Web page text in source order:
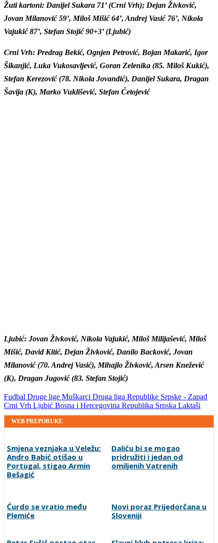
Žuti kartoni: Danijel Sukara 71’ (Crni Vrh); Dejan Živković,
Jovan Milanović 59’, Miloš Mišić 64’, Andrej Vasić 76’, Nikola
Vajukić 87’, Stefan Stojić 90+3’ (Ljubić)
Crni Vrh: Predrag Bekić, Ognjen Petrović, Bojan Makarić, Igor
Šikanjić, Luka Vukosavljević, Goran Zelenika (85. Miloš Kukić),
Stefan Kerezović (78. Nikola Jovandić), Danijel Sukara, Dragan
Šavija (K), Marko Vuklišević, Stefan Ćetojević
Ljubić: Jovan Živković, Nikola Vajukić, Miloš Milijašević, Miloš
Mišić, David Kitić, Dejan Živković, Danilo Backović, Jovan
Milanović (70. Andrej Vasić), Mihajlo Živković, Arsen Knežević
(K), Dragan Jugović (83. Stefan Stojić)
Fudbal Druge lige Muškarci Druga liga Republike Srpske - Zapad
Crni Vrh Ljubić Bosna i Hercegovina Republika Srpska Laktaši
WEB PREPORUKE
Andro Babić otišao u
Portugal, stigao Armin
Bešagić
pridružiti i jedan od
omiljenih Vatrenih